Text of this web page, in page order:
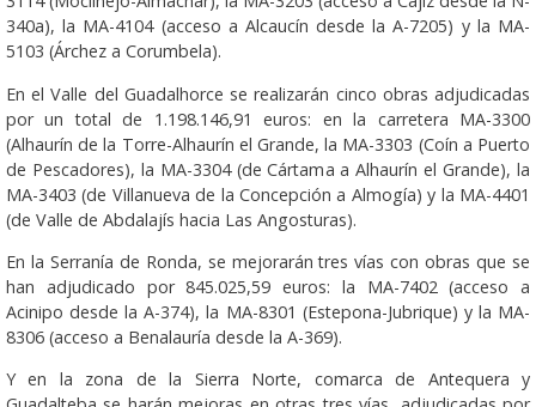
340a), la MA-4104 (acceso a Alcaucín desde la A-7205) y la MA-
5103 (Árchez a Corumbela).
En el Valle del Guadalhorce se realizarán cinco obras adjudicadas
por un total de 1.198.146,91 euros: en la carretera MA-3300
(Alhaurín de la Torre-Alhaurín el Grande, la MA-3303 (Coín a Puerto
de Pescadores), la MA-3304 (de Cártama a Alhaurín el Grande), la
MA-3403 (de Villanueva de la Concepción a Almogía) y la MA-4401
(de Valle de Abdalajís hacia Las Angosturas).
En la Serranía de Ronda, se mejorarán tres vías con obras que se
han adjudicado por 845.025,59 euros: la MA-7402 (acceso a
Acinipo desde la A-374), la MA-8301 (Estepona-Jubrique) y la MA-
8306 (acceso a Benalauría desde la A-369).
Y en la zona de la Sierra Norte, comarca de Antequera y